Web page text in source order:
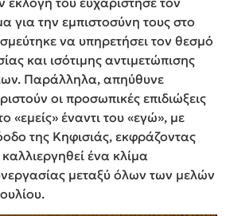
για την εμπιστοσύνη τους στο
να υπηρετήσει τον θεσμό
και ισότιμης αντιμετώπισης
Παράλληλα, απηύθυνε
οι προσωπικές επιδιώξεις
«εμείς» έναντι του «εγώ», με
της Κηφισιάς, εκφράζοντας
ένα κλίμα
μεταξύ όλων των μελών